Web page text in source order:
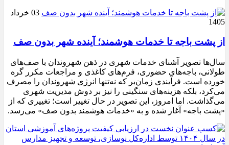
03 خرداد
1405
از پشت باجه تا خدمات هوشمند؛ آینده شهر بدون صف
سال‌ها تصویر آشنای خدمات شهری در ذهن شهروندان با صف‌های
طولانی، باجه‌های حضوری، فرم‌های کاغذی و مراجعات مکرر گره
خورده است. فرآیندی زمان‌بر که نه‌تنها انرژی شهروندان را مصرف
می‌کرد، بلکه هزینه‌های سنگینی را نیز بر دوش مدیریت شهری
می‌گذاشت. اما امروز، این تصویر در حال تغییر است؛ تغییری که از
«پشت باجه» آغاز شده و به «خدمات هوشمند بدون صف» می‌رسد.